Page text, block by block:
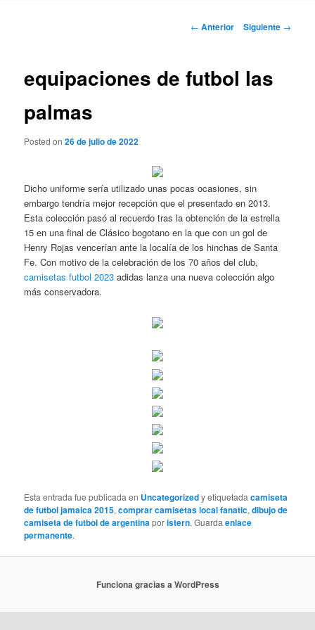
Navegación
← Anterior Siguiente →
equipaciones de futbol las
palmas
Posted on26 de julio de 2022
Dicho uniforme sería utilizado unas pocas ocasiones, sin
embargo tendría mejor recepción que el presentado en 2013.
Esta colección pasó al recuerdo tras la obtención de la estrella
15 en una final de Clásico bogotano en la que con un gol de
Henry Rojas vencerían ante la localía de los hinchas de Santa
Fe. Con motivo de la celebración de los 70 años del club,
camisetas futbol 2023 adidas lanza una nueva colección algo
más conservadora.
Esta entrada fue publicada en Uncategorizedy etiquetadacamiseta
de futbol jamaica 2015,comprar camisetas local fanatic,dibujo de
camiseta de futbol de argentina poristern. Guardaenlace
permanente.
Funciona gracias a WordPress